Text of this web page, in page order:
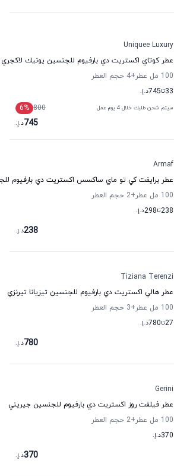
Uniquee Luxury
عطر كوتاي اكستريت دي بارفيوم للجنسين يونيك لاكجري
100 مل عطر
+4
حجم العطر
33تا745د.إ.
سيتم شحن طلبك خلال 4 يوم عمل 800
6%
745د.إ.
Armaf
عطر برايفت كي تو ماي ساكسس اكستريت دي بارفيوم
100 مل عطر
+2
حجم العطر
238تا298د.إ.
238د.إ.
Tiziana Terenzi
عطر هالي اكستريت دي بارفيوم للجنسين تيزيانا تيرنزي
100 مل عطر
+3
حجم العطر
27تا780د.إ.
780د.إ.
Gerini
عطر فيلفت روز اكستريت دي بارفيوم للجنسين جيريني
100 مل عطر
+2
حجم العطر
370د.إ.
370د.إ.